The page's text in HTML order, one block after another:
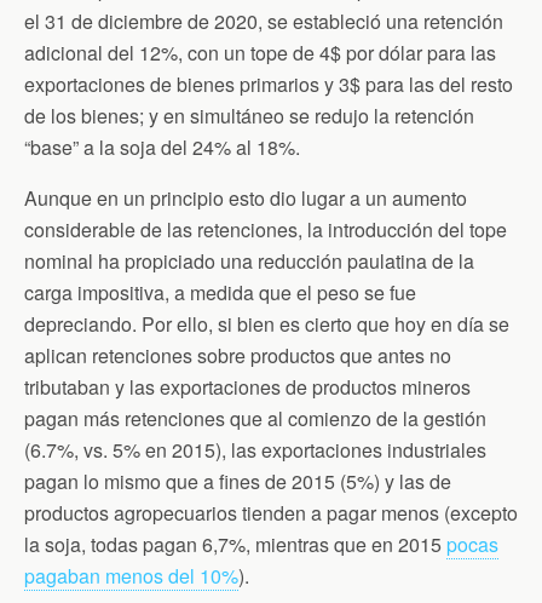
el 31 de diciembre de 2020, se estableció una retención
adicional del 12%, con un tope de 4$ por dólar para las
exportaciones de bienes primarios y 3$ para las del resto
de los bienes; y en simultáneo se redujo la retención
“base” a la soja del 24% al 18%.
Aunque en un principio esto dio lugar a un aumento
considerable de las retenciones, la introducción del tope
nominal ha propiciado una reducción paulatina de la
carga impositiva, a medida que el peso se fue
depreciando. Por ello, si bien es cierto que hoy en día se
aplican retenciones sobre productos que antes no
tributaban y las exportaciones de productos mineros
pagan más retenciones que al comienzo de la gestión
(6.7%, vs. 5% en 2015), las exportaciones industriales
pagan lo mismo que a fines de 2015 (5%) y las de
productos agropecuarios tienden a pagar menos (excepto
la soja, todas pagan 6,7%, mientras que en 2015pocas
pagaban menos del 10%).